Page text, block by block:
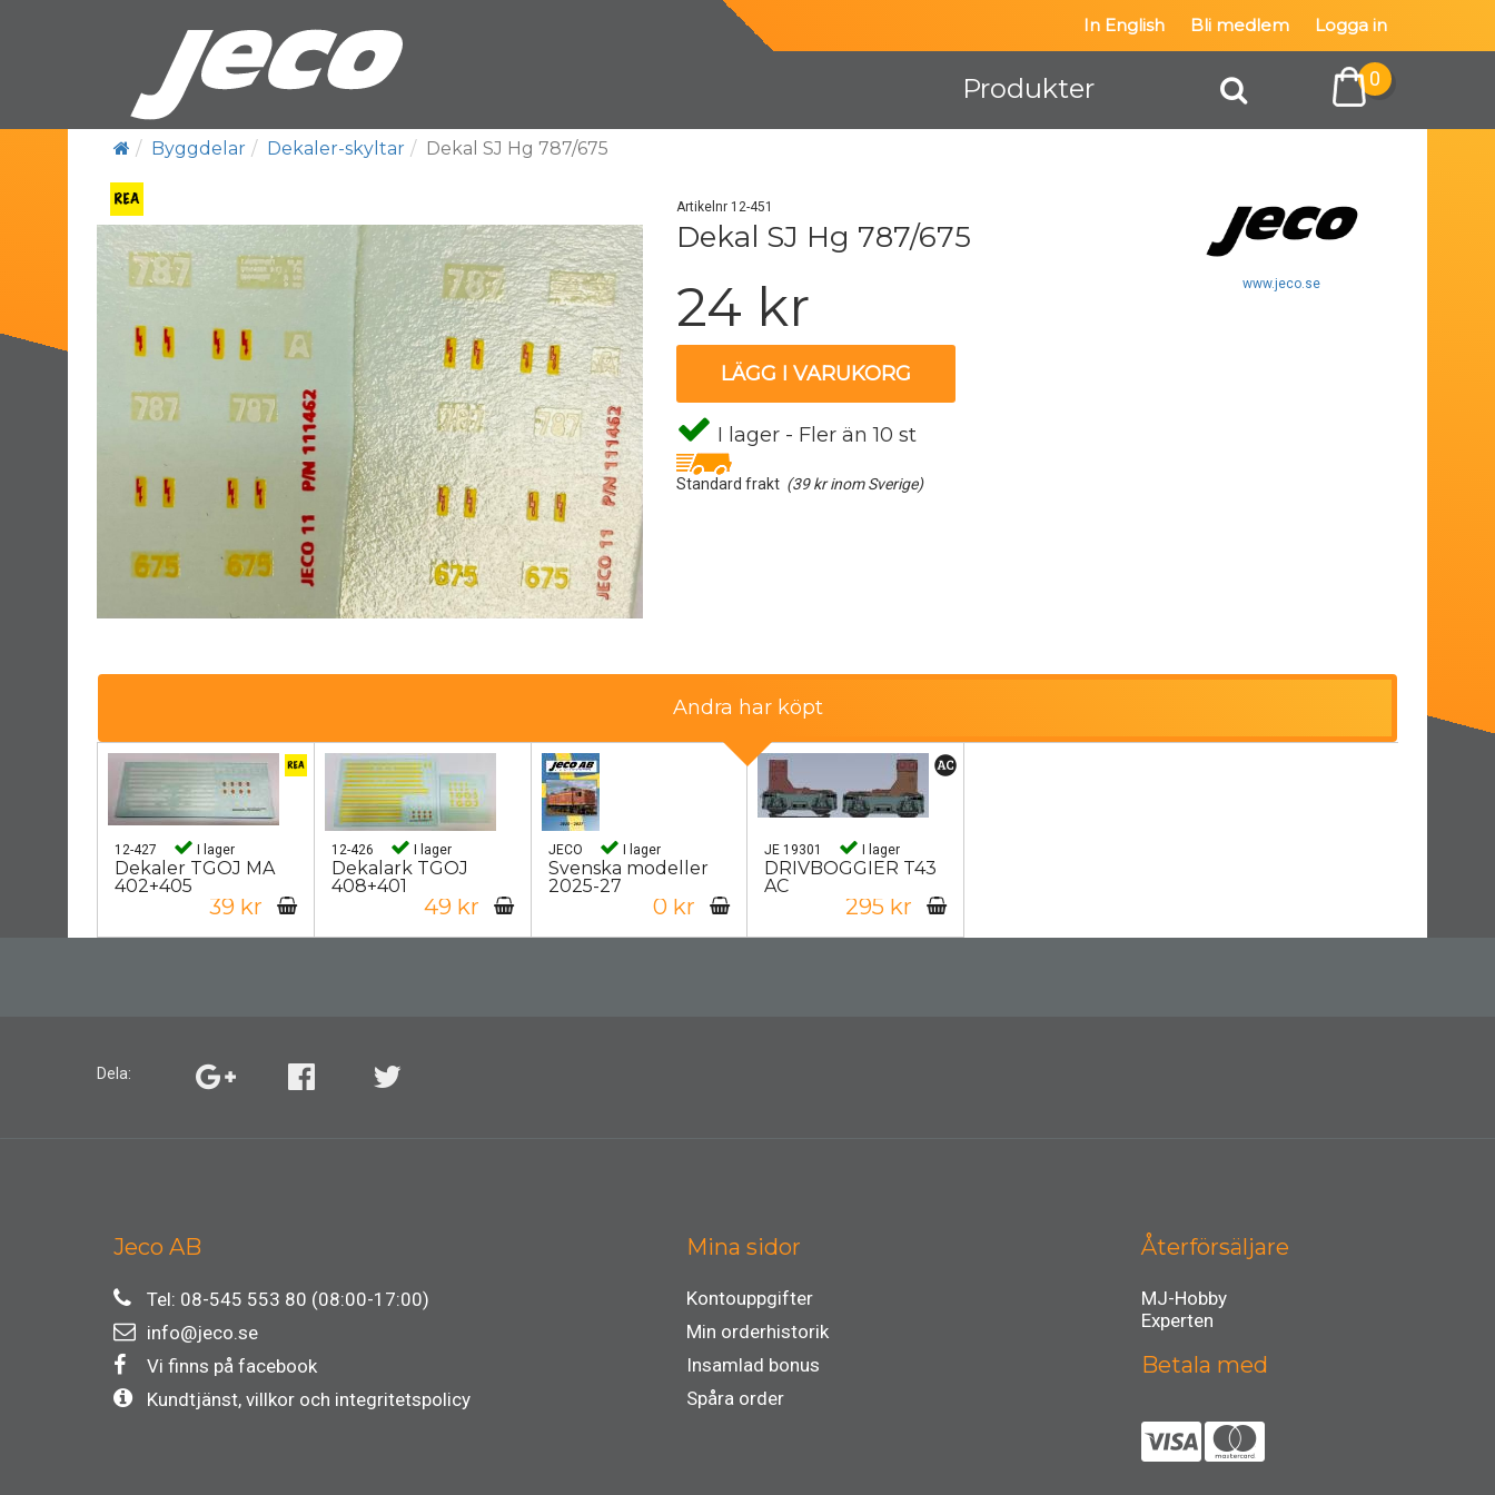
In English Bli medlem Logga in
Produkter 0
Byggdelar Dekaler-skyltar Dekal SJ Hg 787/675
Artikelnr 12-451
Dekal SJ Hg 787/675
24 kr
LÄGG I VARUKORG
I lager - Fler än 10 st
Standard frakt (39 kr inom Sverige)
www.jeco.se
Andra har köpt
12-427 I lager
Dekaler TGOJ MA
402+405
39 kr
12-426 I lager
Dekalark TGOJ
408+401
49 kr
JECO I lager
Svenska modeller
2025-27
0 kr
JE 19301 I lager
DRIVBOGGIER T43
AC
295 kr
Dela:
Jeco AB
Tel: 08-545 553 80 (08:00-17:00)
info@jeco.se
Vi finns på facebook
Kundtjänst, villkor och integritetspolicy
Mina sidor
Kontouppgifter
Min orderhistorik
Insamlad bonus
Spåra order
Återförsäljare
MJ-Hobby
Experten
Betala med